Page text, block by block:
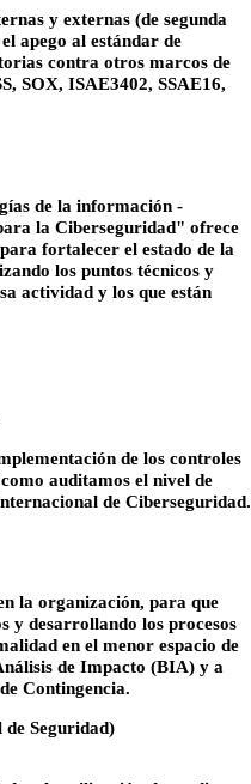
y externas (de segunda
apego al estándar de
contra otros marcos de
SOX, ISAE3402, SSAE16,
de la información -
la Ciberseguridad" ofrece
fortalecer el estado de la
los puntos técnicos y
actividad y los que están
de los controles
auditamos el nivel de
de Ciberseguridad.
la organización, para que
y desarrollando los procesos
en el menor espacio de
de Impacto (BIA) y a
Contingencia.
de Seguridad)